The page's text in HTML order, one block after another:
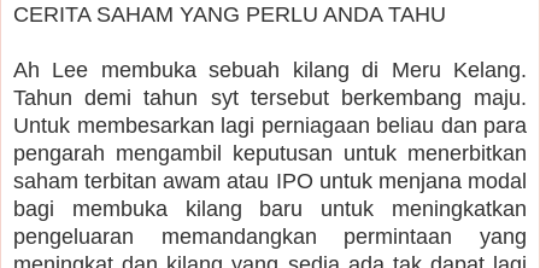
CERITA SAHAM YANG PERLU ANDA TAHU
Ah Lee membuka sebuah kilang di Meru Kelang.
Tahun demi tahun syt tersebut berkembang maju.
Untuk membesarkan lagi perniagaan beliau dan para
pengarah mengambil keputusan untuk menerbitkan
saham terbitan awam atau IPO untuk menjana modal
bagi membuka kilang baru untuk meningkatkan
pengeluaran memandangkan permintaan yang